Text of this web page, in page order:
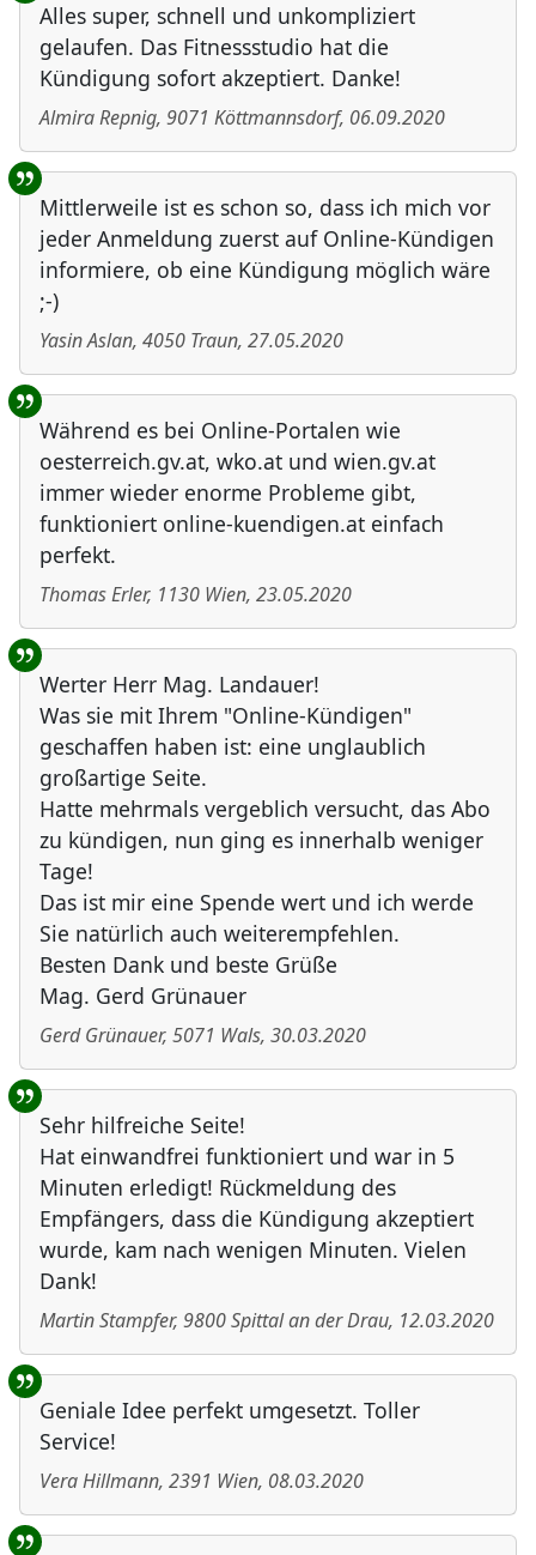
Alles super, schnell und unkompliziert
gelaufen. Das Fitnessstudio hat die
Kündigung sofort akzeptiert. Danke!
Almira Repnig, 9071 Köttmannsdorf, 06.09.2020
Mittlerweile ist es schon so, dass ich mich vor
jeder Anmeldung zuerst auf Online-Kündigen
informiere, ob eine Kündigung möglich wäre
;-)
Yasin Aslan, 4050 Traun, 27.05.2020
Während es bei Online-Portalen wie
oesterreich.gv.at, wko.at und wien.gv.at
immer wieder enorme Probleme gibt,
funktioniert online-kuendigen.at einfach
perfekt.
Thomas Erler, 1130 Wien, 23.05.2020
Werter Herr Mag. Landauer!
Was sie mit Ihrem "Online-Kündigen"
geschaffen haben ist: eine unglaublich
großartige Seite.
Hatte mehrmals vergeblich versucht, das Abo
zu kündigen, nun ging es innerhalb weniger
Tage!
Das ist mir eine Spende wert und ich werde
Sie natürlich auch weiterempfehlen.
Besten Dank und beste Grüße
Mag. Gerd Grünauer
Gerd Grünauer, 5071 Wals, 30.03.2020
Sehr hilfreiche Seite!
Hat einwandfrei funktioniert und war in 5
Minuten erledigt! Rückmeldung des
Empfängers, dass die Kündigung akzeptiert
wurde, kam nach wenigen Minuten. Vielen
Dank!
Martin Stampfer, 9800Spittal an der Drau, 12.03.2020
Geniale Idee perfekt umgesetzt. Toller
Service!
Vera Hillmann, 2391 Wien, 08.03.2020